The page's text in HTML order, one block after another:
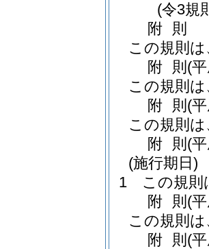
(令3規
附 則
この規則
附 則 (
この規則
附 則 (
この規則
附 則 (
(施行期日)
1
この規則
附 則 (
この規則
附 則 (